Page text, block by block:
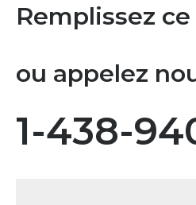
Remplissez
ou appelez
1-438-